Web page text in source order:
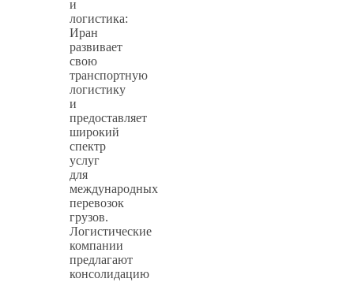
и
логистика:
Иран
развивает
свою
транспортную
логистику
и
предоставляет
широкий
спектр
услуг
для
международных
перевозок
грузов.
Логистические
компании
предлагают
консолидацию